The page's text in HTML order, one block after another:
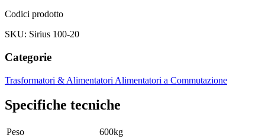
Codici prodotto
SKU: Sirius 100-20
Categorie
Trasformatori & Alimentatori Alimentatori a Commutazione
Specifiche tecniche
Peso
600kg